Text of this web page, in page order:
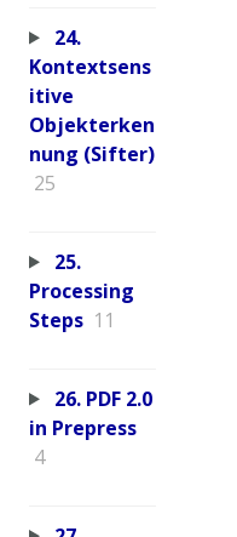
24.
Kontextsens
itive
Objekterken
nung (Sifter)
25
25.
Processing
Steps 11
26. PDF 2.0
in Prepress
4